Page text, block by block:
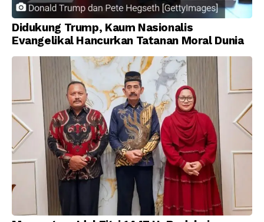
Didukung Trump, Kaum Nasionalis
Evangelikal Hancurkan Tatanan Moral Dunia